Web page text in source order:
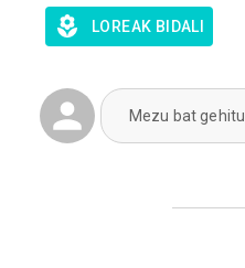
LOREAK BIDALI
Mezu bat gehitu